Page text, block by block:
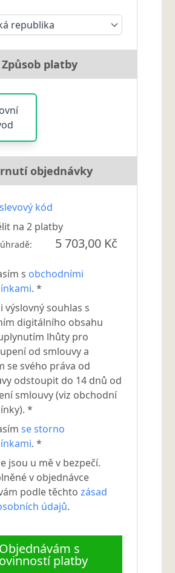
republika
Způsob platby
objednávky
kód
na2 platby
5 703,00 Kč
s obchodními
. *
výslovný souhlas s
digitálního obsahu
lhůty pro
od smlouvy a
se svého práva od
odstoupit do 14 dnů od
smlouvy (viz obchodní
*
se storno
. *
jsou u mě v bezpečí.
v objednávce
podle těchtozásad
údajů.
Objednávám s
platby